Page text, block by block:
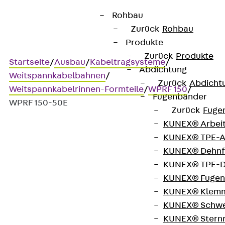
Rohbau
Zurück Rohbau
Produkte
Zurück Produkte
Abdichtung
Zurück
Fugenbänder
Zurück
KUNEX®
KUNEX®
KUNEX®
KUNEX®
KUNEX®
KUNEX®
KUNEX®
KUNEX®
Startseite/Ausbau/Kabeltragsysteme/
Weitspannkabelbahnen/
Weitspannkabelrinnen-Formteile/WPRF 150/
WPRF 150-50E
Weitspannkabelrinne-
Weitspannkabelrinnen-